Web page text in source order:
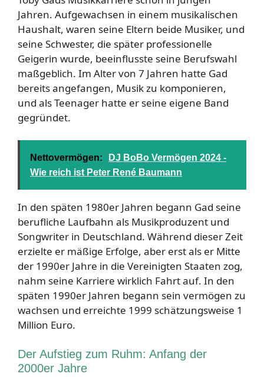
Jahren. Aufgewachsen in einem musikalischen
Haushalt, waren seine Eltern beide Musiker, und
seine Schwester, die später professionelle
Geigerin wurde, beeinflusste seine Berufswahl
maßgeblich. Im Alter von 7 Jahren hatte Gad
bereits angefangen, Musik zu komponieren,
und als Teenager hatte er seine eigene Band
gegründet.
Nettovermögen:
DJ BoBo Vermögen 2024 -
Wie reich ist Peter René Baumann
In den späten 1980er Jahren begann Gad seine
berufliche Laufbahn als Musikproduzent und
Songwriter in Deutschland. Während dieser Zeit
erzielte er mäßige Erfolge, aber erst als er Mitte
der 1990er Jahre in die Vereinigten Staaten zog,
nahm seine Karriere wirklich Fahrt auf. In den
späten 1990er Jahren begann sein vermögen zu
wachsen und erreichte 1999 schätzungsweise 1
Million Euro.
Der Aufstieg zum Ruhm: Anfang der
2000er Jahre